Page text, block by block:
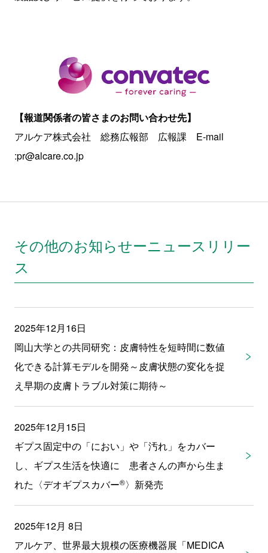
【報道関係者の皆さまのお問い合わせ先】
アルケア株式会社 総務広報部 広報課 E-mail
:pr@alcare.co.jp
その他のお知らせーニュースリリー
ス
2025年12月16日
岡山大学との共同研究：皮膚特性を短時間に数値
化できる計算モデルを開発～皮膚状態の変化を捉
え早期の皮膚トラブル対策に期待～
2025年12月15日
ギプス固定中の「におい」や「汚れ」をカバー
し、ギプス生活を快適に 患者さんの声から生ま
れた〈デオギプスカバー®〉新発売
2025年12月 8日
アルケア、世界最大規模の医療機器展「MEDICA